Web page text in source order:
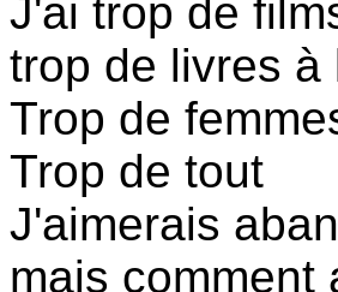
J'ai trop de
trop de livres à
Trop de
Trop de tout
J'aimerais
mais comment